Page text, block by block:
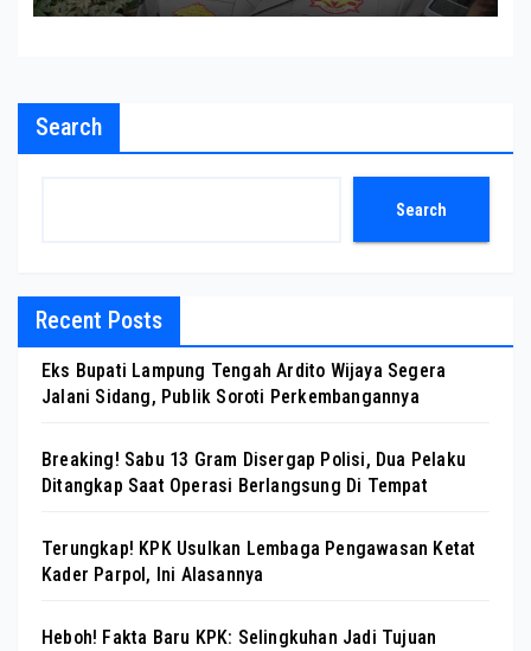
Search
Search
Recent Posts
Eks Bupati Lampung Tengah Ardito Wijaya Segera
Jalani Sidang, Publik Soroti Perkembangannya
Breaking! Sabu 13 Gram Disergap Polisi, Dua Pelaku
Ditangkap Saat Operasi Berlangsung Di Tempat
Terungkap! KPK Usulkan Lembaga Pengawasan Ketat
Kader Parpol, Ini Alasannya
Heboh! Fakta Baru KPK: Selingkuhan Jadi Tujuan